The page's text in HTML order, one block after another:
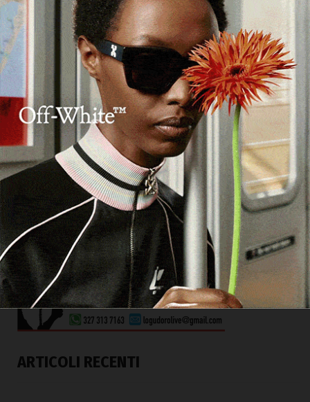
ARTICOLI RECENTI